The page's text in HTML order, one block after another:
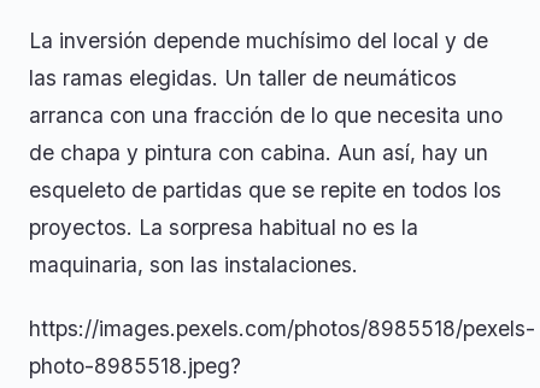
La inversión depende muchísimo del local y de
las ramas elegidas. Un taller de neumáticos
arranca con una fracción de lo que necesita uno
de chapa y pintura con cabina. Aun así, hay un
esqueleto de partidas que se repite en todos los
proyectos. La sorpresa habitual no es la
maquinaria, son las instalaciones.
https://images.pexels.com/photos/8985518/pexels-
photo-8985518.jpeg?